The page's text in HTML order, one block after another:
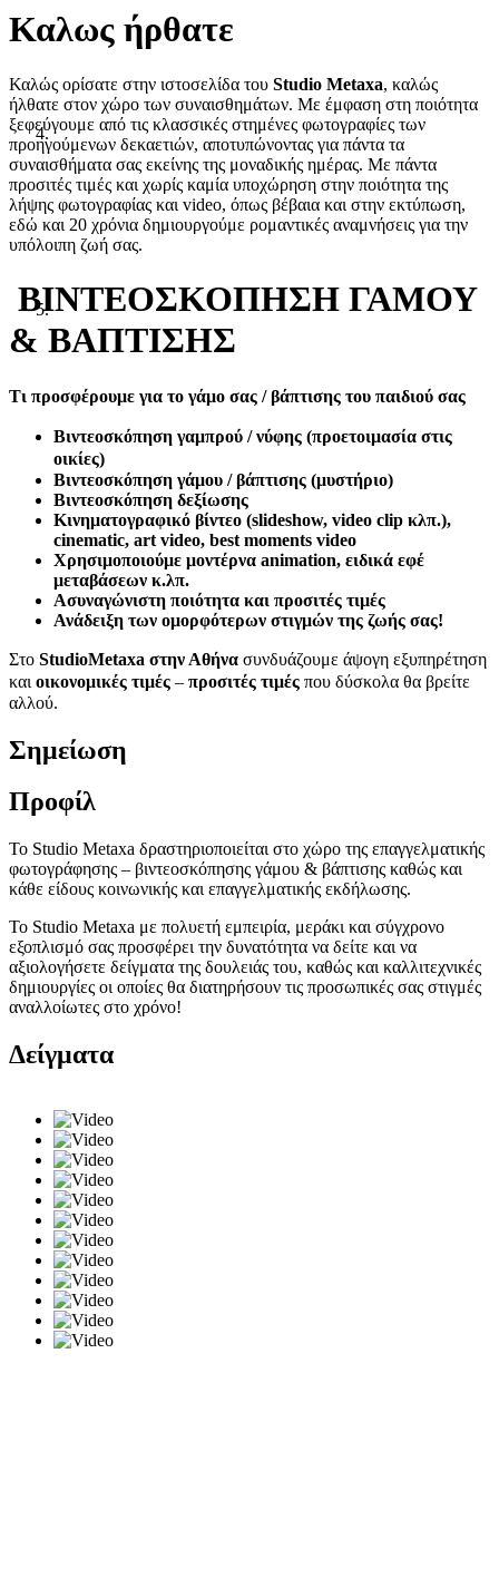
Καλως ήρθατε
Καλώς ορίσατε στην ιστοσελίδα του Studio Metaxa, καλώς
ήλθατε στον χώρο των συναισθημάτων. Με έμφαση στη ποιότητα
ξεφεύγουμε από τις κλασσικές στημένες φωτογραφίες των
προηγούμενων δεκαετιών, αποτυπώνοντας για πάντα τα
συναισθήματα σας εκείνης της μοναδικής ημέρας. Με πάντα
προσιτές τιμές και χωρίς καμία υποχώρηση στην ποιότητα της
λήψης φωτογραφίας και video, όπως βέβαια και στην εκτύπωση,
εδώ και 20 χρόνια δημιουργούμε ρομαντικές αναμνήσεις για την
υπόλοιπη ζωή σας.
ΒΙΝΤΕΟΣΚΟΠΗΣΗ ΓΑΜΟΥ
& ΒΑΠΤΙΣΗΣ
Τι προσφέρουμε για το γάμο σας / βάπτισης του παιδιού σας
Βιντεοσκόπηση γαμπρού / νύφης (προετοιμασία στις
οικίες)
Βιντεοσκόπηση γάμου / βάπτισης (μυστήριο)
Βιντεοσκόπηση δεξίωσης
Κινηματογραφικό βίντεο (slideshow, video clip κλπ.),
cinematic, art video, best moments video
Χρησιμοποιούμε μοντέρνα animation, ειδικά εφέ
μεταβάσεων κ.λπ.
Ασυναγώνιστη ποιότητα και προσιτές τιμές
Ανάδειξη των ομορφότερων στιγμών της ζωής σας!
Στο StudioMetaxa στην Αθήνα συνδυάζουμε άψογη εξυπηρέτηση
και οικονομικές τιμές – προσιτές τιμές που δύσκολα θα βρείτε
αλλού.
Σημείωση
Προφίλ
Το Studio Metaxa δραστηριοποιείται στο χώρο της επαγγελματικής
φωτογράφησης – βιντεοσκόπησης γάμου & βάπτισης καθώς και
κάθε είδους κοινωνικής και επαγγελματικής εκδήλωσης.
Το Studio Metaxa με πολυετή εμπειρία, μεράκι και σύγχρονο
εξοπλισμό σας προσφέρει την δυνατότητα να δείτε και να
αξιολογήσετε δείγματα της δουλειάς του, καθώς και καλλιτεχνικές
δημιουργίες οι οποίες θα διατηρήσουν τις προσωπικές σας στιγμές
αναλλοίωτες στο χρόνο!
Δείγματα